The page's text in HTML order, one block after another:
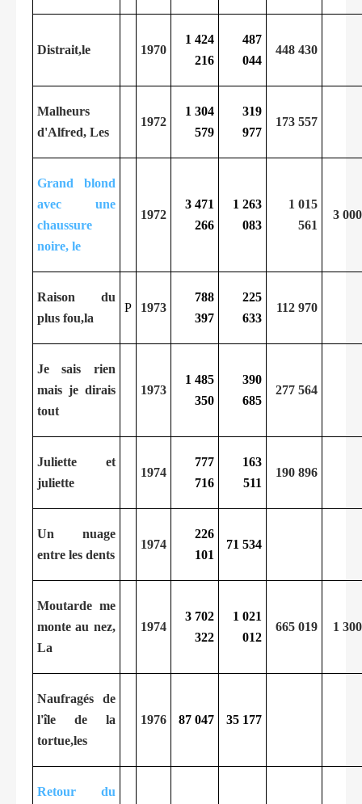
Distrait,le 1970
1 424
216
487
044
448 430
Malheurs
d'Alfred, Les
1972
1 304
579
319
977
173 557
Grand blond
avec une
chaussure
noire, le
1972
3 471
266
1 263
083
1 015
561
3
Raison du
plus fou,la
P 1973
788
397
225
633
112 970
Je sais rien
mais je dirais
tout
1973
1 485
350
390
685
277 564
Juliette et
juliette
1974
777
716
163
511
190 896
Un nuage
entre les dents
1974
226
101
71 534
Moutarde me
monte au nez,
La
1974
3 702
322
1 021
012
665 019 1
Naufragés de
l'île de la
tortue,les
1976 87 047 35 177
Retour du